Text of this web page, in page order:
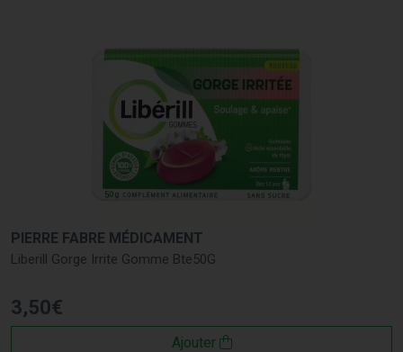
PIERRE FABRE MÉDICAMENT
Liberill Gorge Irrite Gomme Bte50G
3,50€
Ajouter